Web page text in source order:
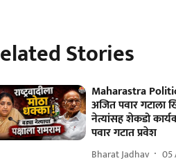
Stories
Maharastra
अजित पवार गटाला
नेत्यांसह शेकडो
पवार गटात प्रवेश
Bharat Jadhav 05